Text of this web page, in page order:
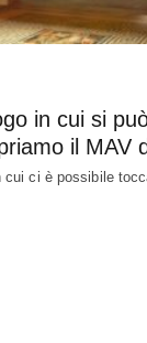
in cui si
il MAV
ci è possibile